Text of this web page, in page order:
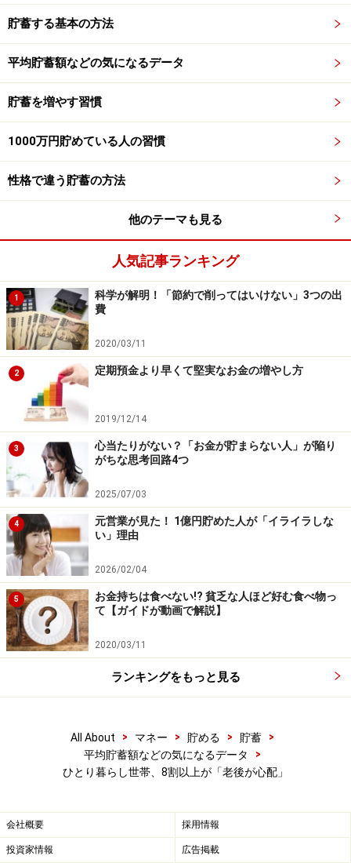
2007年以降最低です。2人以上世帯と比較してこの項目
をあげている世帯は半分もありません。また、金融商品
の3大特性と言われる「安全性」「流動性」「収益性」
でくくると、安全性は30.4％、流動性は21.4％、収益性
は31.7％と収益性が安全性を上回っています。
るが、収益性の高いと見込まれる金融商品の保有につい
ては、「そうした商品を保有しようとは全く思わない」
が63.9％、「そうした商品についても、一部は保有しよ
うと思っている」が25.8％、「積極的に保有しようと思
っている」が10.2％あります。依然として、投資型商品
を保有しようと全く思わない割合が高いものの、2人以
上世帯よりは17.6ポイントも低くなっていることから、
単身世帯のほうが投資に積極的と言えるでしょう。
借入金の状況
単身世帯の借入金のある世帯は、2013年と比較して0.3
ポイント低下の20.6％になりました。借入金がある世帯
のみの借入金の平均額は461万円と前年より3万円減少し
ていますが、住宅ローンに関しては前年より5万円増加
して301万円となっています。借入金のある世帯は2007
年以降、最も少なくなっています。
ただし、借入の目的は「日常の生活費」が32.9％と最も
高いことから、家計管理は健全とは言えない面があるの
16.9％、「旅行、レジャーの資金」は14.7％と、2013年
や背伸びをしたお金の使い方が見え隠れしているような
気がします。
ょう。
貯蓄する基本の方法
平均貯蓄額などの気になるデータ
貯蓄を増やす習慣
1000万円貯めている人の習慣
性格で違う貯蓄の方法
他のテーマも見る
人気記事ランキング
1
科学が解明！「節約で削ってはいけない」3つの出
費
2020/03/11
2 定期預金より早くて堅実なお金の増やし方
2019/12/14
3
心当たりがない？「お金が貯まらない人」が陥り
がちな思考回路4つ
2025/07/03
4
元営業が見た！ 1億円貯めた人が「イライラしな
い」理由
2026/02/04
5
お金持ちは食べない!? 貧乏な人ほど好む食べ物っ
て【ガイドが動画で解説】
2020/03/11
ランキングをもっと見る
All About > マネー > 貯める > 貯蓄
>
平均貯蓄額などの気になるデータ
>
ひとり暮らし世帯、8割以上が「老後が心配」
会社概要 採用情報
投資家情報 広告掲載